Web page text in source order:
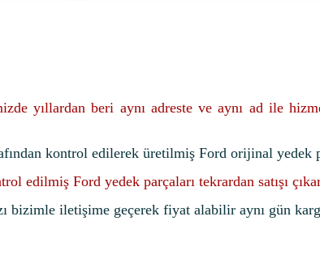
yıllardan beri aynı adreste ve aynı ad ile
kontrol edilerek üretilmiş Ford orijinal yedek
edilmiş Ford yedek parçaları tekrardan satışı
bizimle iletişime geçerek fiyat alabilir aynı gün